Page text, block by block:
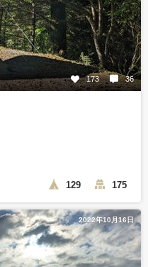
173 36
129 175
2022年10月16日